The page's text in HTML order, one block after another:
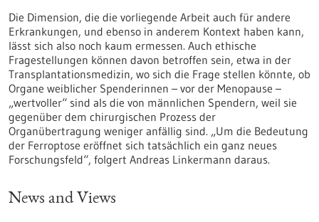
Die Dimension, die die vorliegende Arbeit auch für andere
Erkrankungen, und ebenso in anderem Kontext haben kann,
lässt sich also noch kaum ermessen. Auch ethische
Fragestellungen können davon betroffen sein, etwa in der
Transplantationsmedizin, wo sich die Frage stellen könnte, ob
Organe weiblicher Spenderinnen – vor der Menopause –
„wertvoller“ sind als die von männlichen Spendern, weil sie
gegenüber dem chirurgischen Prozess der
Organübertragung weniger anfällig sind. „Um die Bedeutung
der Ferroptose eröffnet sich tatsächlich ein ganz neues
Forschungsfeld“, folgert Andreas Linkermann daraus.
News and Views